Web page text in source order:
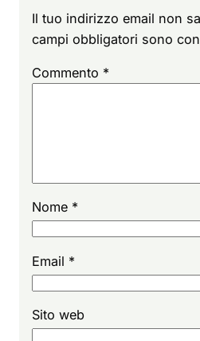
Il tuo indirizzo email non
campi obbligatori sono
Commento *
Nome *
Email *
Sito web